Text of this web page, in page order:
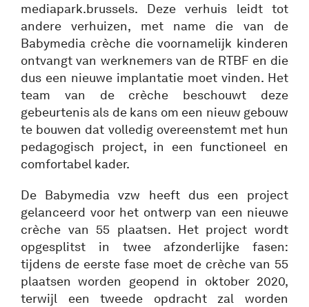
mediapark.brussels. Deze verhuis leidt tot
andere verhuizen, met name die van de
Babymedia crèche die voornamelijk kinderen
ontvangt van werknemers van de RTBF en die
dus een nieuwe implantatie moet vinden. Het
team van de crèche beschouwt deze
gebeurtenis als de kans om een nieuw gebouw
te bouwen dat volledig overeenstemt met hun
pedagogisch project, in een functioneel en
comfortabel kader.
De Babymedia vzw heeft dus een project
gelanceerd voor het ontwerp van een nieuwe
crèche van 55 plaatsen. Het project wordt
opgesplitst in twee afzonderlijke fasen:
tijdens de eerste fase moet de crèche van 55
plaatsen worden geopend in oktober 2020,
terwijl een tweede opdracht zal worden